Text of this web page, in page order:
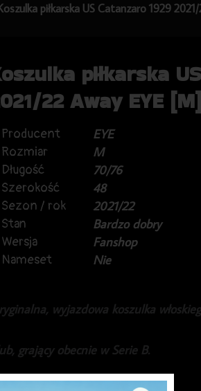
piłkarska US Catanzaro 1929
piłkarska
22 Away EYE
Producent
EYE
Rozmiar
M
Długość
70/76
Szerokość
48
Sezon / rok
2021/22
Stan
Bardzo dobry
Wersja
Fanshop
Nameset
Nie
wyjazdowa koszulka
grający obecnie w Serie B.